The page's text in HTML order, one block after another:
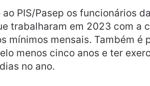
ao PIS/Pasep os funcionários
trabalharam em 2023 com a
mínimos mensais. Também é
menos cinco anos e ter
no ano.